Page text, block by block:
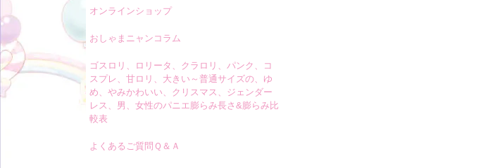
オンラインショップ
おしゃまニャンコラム
ゴスロリ、ロリータ、クラロリ、パンク、コ
スプレ、甘ロリ、大きい～普通サイズの、ゆ
め、やみかわいい、クリスマス、ジェンダー
レス、男、女性のパニエ膨らみ長さ&膨らみ比
較表
よくあるご質問Ｑ＆Ａ